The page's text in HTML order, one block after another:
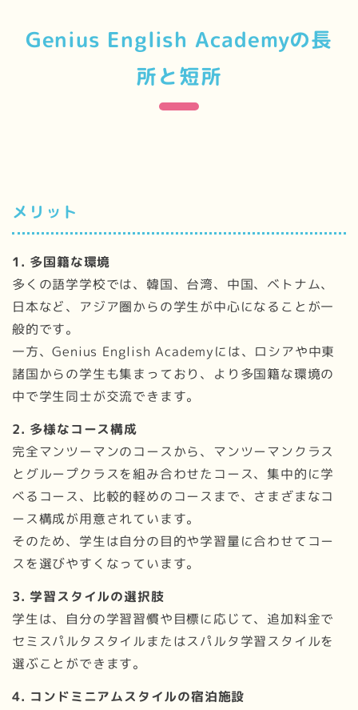
Genius English Academyの長
所と短所
メリット
1. 多国籍な環境
多くの語学学校では、韓国、台湾、中国、ベトナム、
日本など、アジア圏からの学生が中心になることが一
般的です。
一方、Genius English Academyには、ロシアや中東
諸国からの学生も集まっており、より多国籍な環境の
中で学生同士が交流できます。
2. 多様なコース構成
完全マンツーマンのコースから、マンツーマンクラス
とグループクラスを組み合わせたコース、集中的に学
べるコース、比較的軽めのコースまで、さまざまなコ
ース構成が用意されています。
そのため、学生は自分の目的や学習量に合わせてコー
スを選びやすくなっています。
3. 学習スタイルの選択肢
学生は、自分の学習習慣や目標に応じて、追加料金で
セミスパルタスタイルまたはスパルタ学習スタイルを
選ぶことができます。
4. コンドミニアムスタイルの宿泊施設